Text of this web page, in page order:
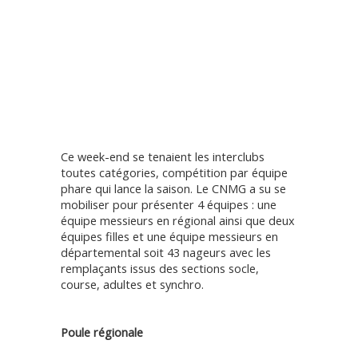
Ce week-end se tenaient les interclubs
toutes catégories, compétition par équipe
phare qui lance la saison. Le CNMG a su se
mobiliser pour présenter 4 équipes : une
équipe messieurs en régional ainsi que deux
équipes filles et une équipe messieurs en
départemental soit 43 nageurs avec les
remplaçants issus des sections socle,
course, adultes et synchro.
Poule régionale